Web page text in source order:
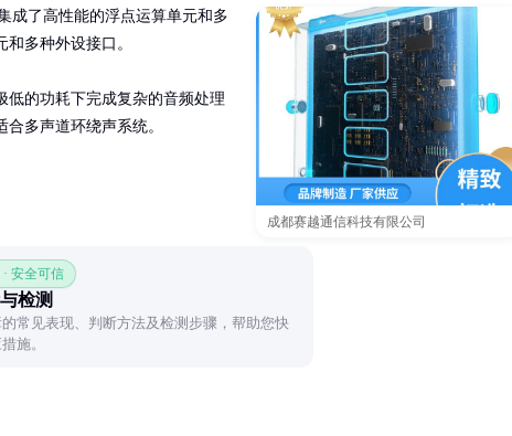
成都赛越通信科技有限公司
成了高性能的浮点运算单元和多
多种外设接口。
低的功耗下完成复杂的音频处理
多声道环绕声系统。
安全可信
检测
常见表现、判断方法及检测步骤，帮助您快
施。